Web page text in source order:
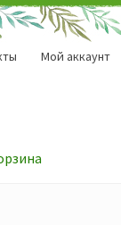
Мой аккаунт